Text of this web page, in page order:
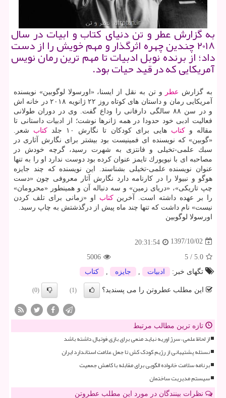
به گزارش عطر و تن دنیای كتاب و ابیات در سال
۲۰۱۸ چندین چهره اثرگذار و مهم خویش را از دست
داد؛ از برنده نوبل ادبیات تا مهم ترین رمان نویس
آمریكایی كه در قید حیات بود.
به گزارش عطر
و تن به نقل از ایسنا، «اورسولا لوگوبین» نویسنده
آمریكایی رمان و داستان های كوتاه روز ۲۲ ژانویه ۲۰۱۸ در خانه اش
و در سن ۸۸ سالگی دارفانی را وداع گفت. وی در دوران طولانی
فعالیت ادبی خود حدودا در همه ژانرها نوشت؛ از ادبیات داستانی تا
مقاله وكتاب هایی برای كودكان تا نگارش ۱۰ جلد كتاب شعر.
«گوبین» كه نویسنده ای فمینیست بود بیشتر برای نگارش آثاری در
سبك علمی-تخیلی و فانتزی به شهرت رسید، گرچه خودش در
مصاحبه ای با نیویورك تایمز عنوان كرده بود دوست ندارد او را به تنها
عنوان نویسنده علمی-تخیلی بشناسند. این نویسنده كه چند جایزه
هوگو و نبیولا را در كارنامه دارد نگارش آثار معروفی چون «دست
چپ تاریكی»، «دریای زمین» و سه دنباله آن و همینطور «محرومان»
را بر عهده داشته است. آخرینكتاب او «زمانی برای تلف كردن
نیست» نام داشت كه تنها چند ماه پیش از درگذشتش به چاپ رسید.
اورسولا لوگوبین
1397/10/02
20:31:54
5.0
/
5
5006
تگهای خبر:
ادبیات جایزه كتاب
این مطلب عطروتن را می پسندید؟ (1)
(0)
تازه ترین مطالب مرتبط
از لحاظ علمی، سرژ اوریه نباید منعی برای بازی فوتبال داشته باشد
نستله پشتیبانی از رژیم کودک کش تا جعل علامت استاندارد ایران
برنامه سلامت خانواده الگویی برای مقابله با کاهش جمعیت
سیستم مدیریت ساختمان
نظرات بینندگان در مورد این مطلب عطروتن